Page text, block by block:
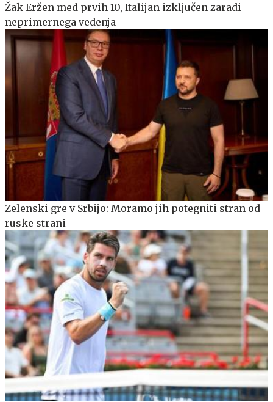
Žak Eržen med prvih 10, Italijan izključen zaradi
neprimernega vedenja
Zelenski gre v Srbijo: Moramo jih potegniti stran od
ruske strani